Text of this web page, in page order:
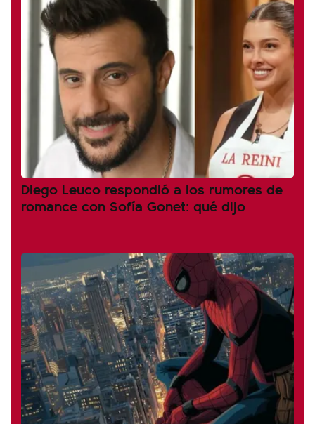
Diego Leuco respondió a los rumores de
romance con Sofía Gonet: qué dijo